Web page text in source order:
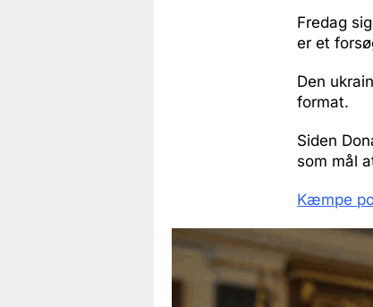
Fredag
er et
Den
format.
Siden
som mål
Kæmpe